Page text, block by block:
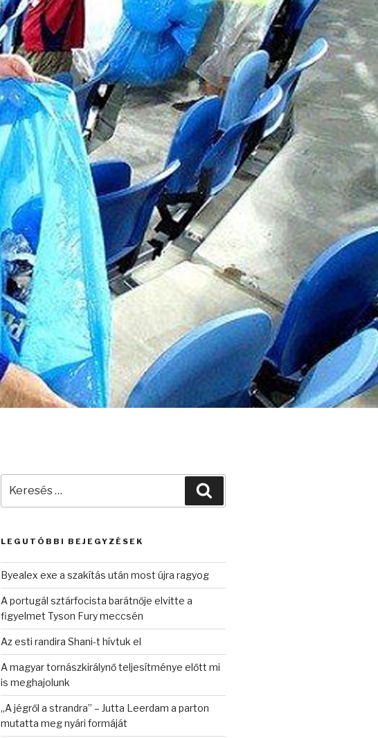
következő
LEGUTÓBBI BEJEGYZÉSEK
Byealex exe a szakítás után most újra ragyog
A portugál sztárfocista barátnője elvitte a
figyelmet Tyson Fury meccsén
Az esti randira Shani-t hívtuk el
A magyar tornászkirálynő teljesítménye előtt mi
is meghajolunk
„A jégről a strandra” – Jutta Leerdam a parton
mutatta meg nyári formáját